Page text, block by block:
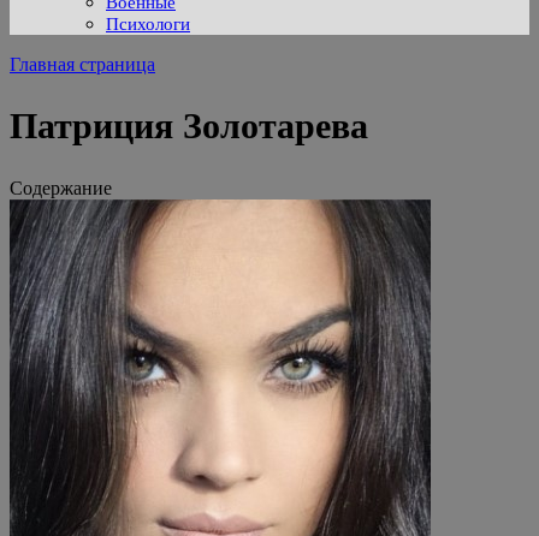
Психологи
Главная страница
Патриция Золотарева
Содержание